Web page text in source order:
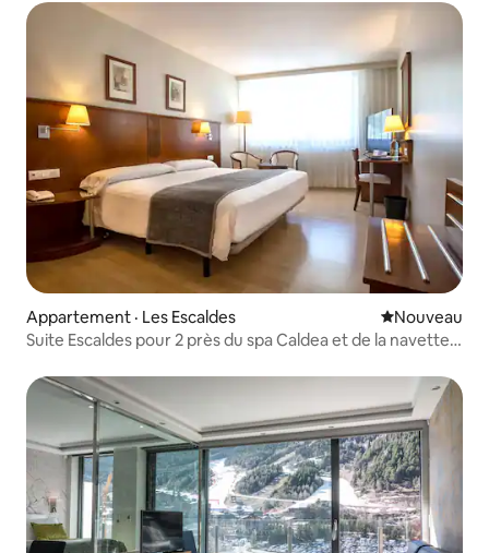
Appartement · Les Escaldes Nouvel
Nouveau
Suite Escaldes pour 2 près du spa Caldea et de la navette